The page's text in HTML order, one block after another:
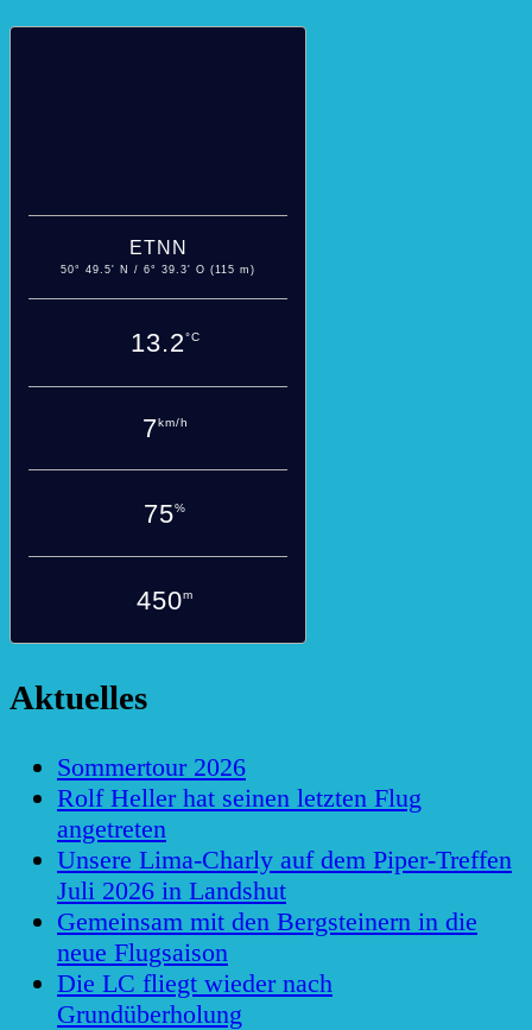
ETNN
50° 49.5' N / 6° 39.3' O (115 m)
13.2°C
7km/h
75%
450m
Aktuelles
Sommertour 2026
Rolf Heller hat seinen letzten Flug
angetreten
Unsere Lima-Charly auf dem Piper-Treffen
Juli 2026 in Landshut
Gemeinsam mit den Bergsteinern in die
neue Flugsaison
Die LC fliegt wieder nach
Grundüberholung